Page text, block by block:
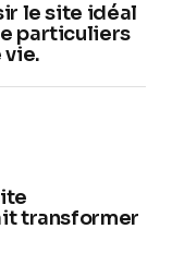
le site idéal
particuliers
vie.
transformer